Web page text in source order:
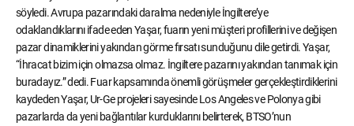
söyledi. Avrupa pazarındaki daralma nedeniyle İngiltere’ye
odaklandıklarını ifade eden Yaşar, fuarın yeni müşteri profillerini ve değişen
pazar dinamiklerini yakından görme fırsatı sunduğunu dile getirdi. Yaşar,
“İhracat bizim için olmazsa olmaz. İngiltere pazarını yakından tanımak için
buradayız.” dedi. Fuar kapsamında önemli görüşmeler gerçekleştirdiklerini
kaydeden Yaşar, Ur-Ge projeleri sayesinde Los Angeles ve Polonya gibi
pazarlarda da yeni bağlantılar kurduklarını belirterek, BTSO’nun